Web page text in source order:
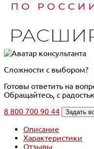
Сложности с выбором?
Готовы ответить на
Обращайтесь, с
8 800 700 90 44
Задать
Описание
Характеристики
Отзывы